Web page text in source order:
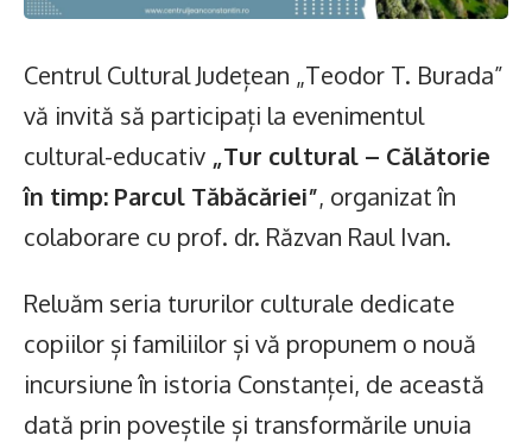
Centrul Cultural Județean „Teodor T. Burada”
vă invită să participați la evenimentul
cultural-educativ „Tur cultural – Călătorie
în timp: Parcul Tăbăcăriei”, organizat în
colaborare cu prof. dr. Răzvan Raul Ivan.
Reluăm seria tururilor culturale dedicate
copiilor și familiilor și vă propunem o nouă
incursiune în istoria Constanței, de această
dată prin poveștile și transformările unuia